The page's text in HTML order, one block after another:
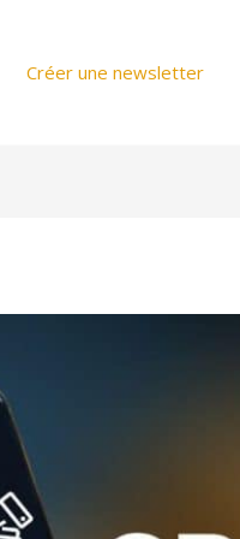
Créer une newsletter